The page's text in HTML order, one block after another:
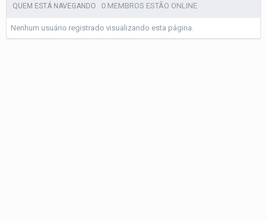
QUEM ESTÁ NAVEGANDO 0 MEMBROS ESTÃO ONLINE
Nenhum usuário registrado visualizando esta página.